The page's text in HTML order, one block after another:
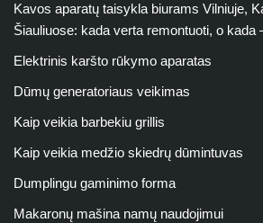
Kavos aparatų taisykla biurams Vilniuje,
Šiauliuose: kada verta remontuoti, o kada
Elektrinis karšto rūkymo aparatas
Dūmų generatoriaus veikimas
Kaip veikia barbekiu grillis
Kaip veikia medžio skiedrų dūmintuvas
Dumplingu gaminimo forma
Makaronų mašina namų naudojimui